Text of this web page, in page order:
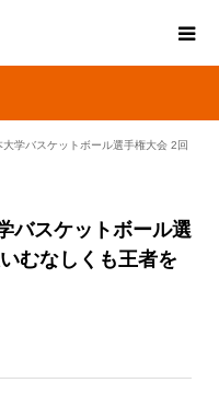
大学バスケットボール選手権大会 2回
バスケットボール選
むなしくも王者を